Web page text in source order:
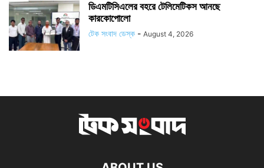
ডিএমটিসিএলের বহরে টেলিমেটিকস আনছে
কারকোপোলো
টেক সংবাদ ডেস্ক - August 4, 2026